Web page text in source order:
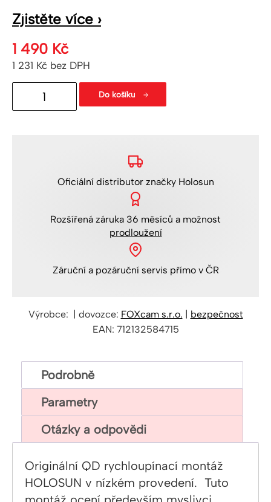
Zjistěte více ›
1 490 Kč
1 231 Kč bez DPH
montáž
Do košíku
Oficiální distributor značky Holosun
Rozšířená záruka 36 měsíců a možnost
prodloužení
Záruční a pozáruční servis přímo v ČR
Výrobce: | dovozce: FOXcam s.r.o.
bezpečnost
EAN: 712132584715
Podrobně
Parametry
Otázky a odpovědi
Originální QD rychloupínací montáž
HOLOSUN v nízkém provedení. Tuto